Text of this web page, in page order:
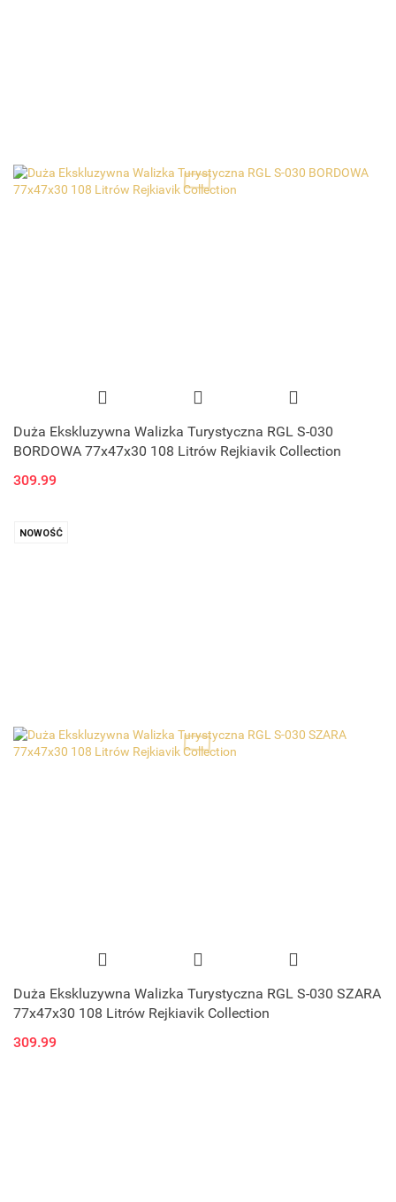
Duża Ekskluzywna Walizka Turystyczna RGL S-030
BORDOWA 77x47x30 108 Litrów Rejkiavik Collection
309.99
NOWOŚĆ
Duża Ekskluzywna Walizka Turystyczna RGL S-030 SZARA
77x47x30 108 Litrów Rejkiavik Collection
309.99